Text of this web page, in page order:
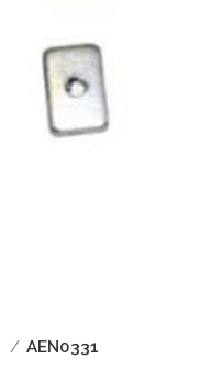
AEN0331